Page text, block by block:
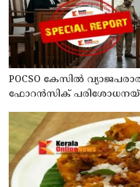
POCSO കേസിൽ
ഫോറൻസിക്
ട്രാക്ക് കോടതി